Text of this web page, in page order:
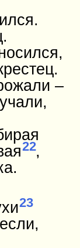
–
22,
23